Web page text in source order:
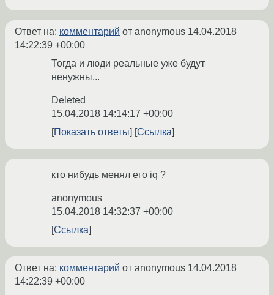
Ответ на: комментарий от anonymous 14.04.2018
14:22:39 +00:00
Тогда и люди реальные уже будут
ненужны...
Deleted
15.04.2018 14:14:17 +00:00
Показать ответы
Ссылка
кто нибудь менял его iq ?
anonymous
15.04.2018 14:32:37 +00:00
Ссылка
Ответ на: комментарий от anonymous 14.04.2018
14:22:39 +00:00